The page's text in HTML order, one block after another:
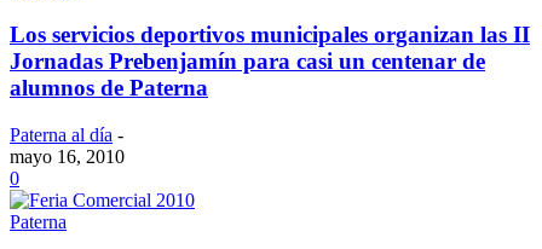
Los servicios deportivos municipales organizan las II
Jornadas Prebenjamín para casi un centenar de
alumnos de Paterna
Paterna al día -
mayo 16, 2010
0
Paterna